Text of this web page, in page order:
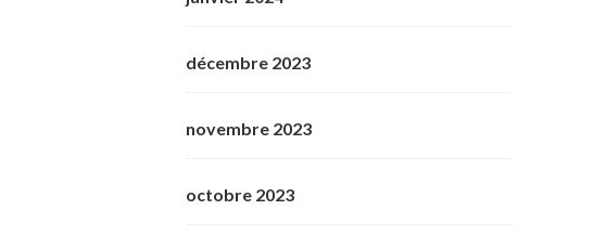
décembre 2023
novembre 2023
octobre 2023